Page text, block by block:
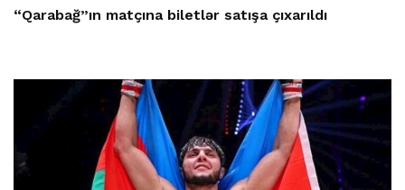
“Qarabağ”ın matçına biletlər satışa çıxarıldı